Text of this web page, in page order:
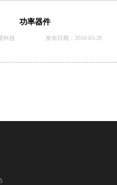
功率器件
望科技 发布日期：2018-03-20